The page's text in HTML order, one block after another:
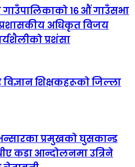
१६ औं गाउँसभा
अधिकृत विजय
प्रशंसा
शिक्षकहरूको जिल्ला
भन्सारका प्रमुखको घुसकान्ड
कडा आन्दोलनमा उत्रिने